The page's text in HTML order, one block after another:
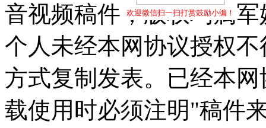
欢迎微信扫一扫打赏鼓励小编！
音视频稿件，版权均属
个人未经本网协议授权
方式复制发表。已经本
载使用时必须注明"稿件